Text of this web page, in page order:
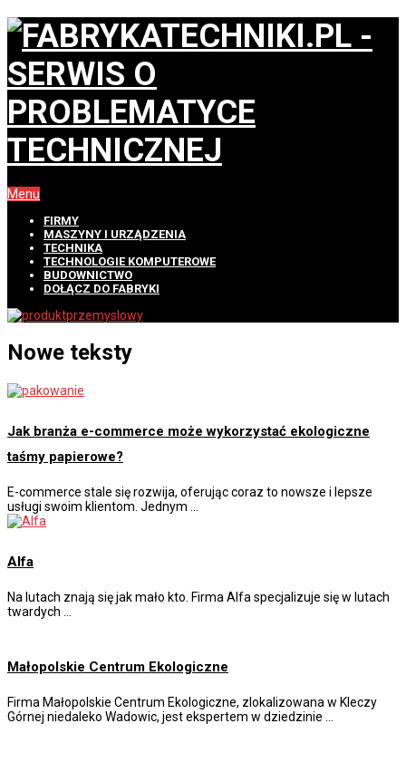
Menu
FIRMY
MASZYNY I URZĄDZENIA
TECHNIKA
TECHNOLOGIE KOMPUTEROWE
BUDOWNICTWO
DOŁĄCZ DO FABRYKI
Nowe teksty
Jak branża e-commerce może wykorzystać ekologiczne
taśmy papierowe?
E-commerce stale się rozwija, oferując coraz to nowsze i lepsze
usługi swoim klientom. Jednym …
Alfa
Na lutach znają się jak mało kto. Firma Alfa specjalizuje się w lutach
twardych …
Małopolskie Centrum Ekologiczne
Firma Małopolskie Centrum Ekologiczne, zlokalizowana w Kleczy
Górnej niedaleko Wadowic, jest ekspertem w dziedzinie …